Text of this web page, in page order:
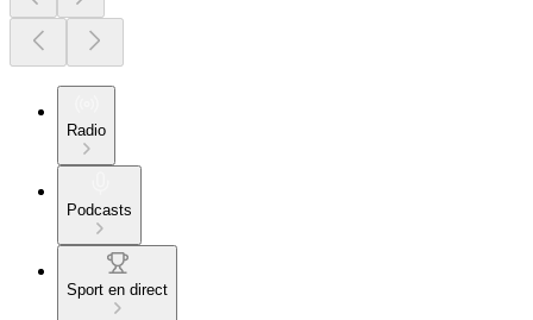
Radio
Podcasts
Sport en direct